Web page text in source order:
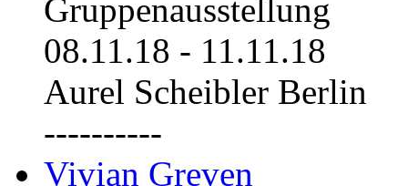
Gruppenausstellung
08.11.18 - 11.11.18
Aurel Scheibler Berlin
----------
Vivian Greven